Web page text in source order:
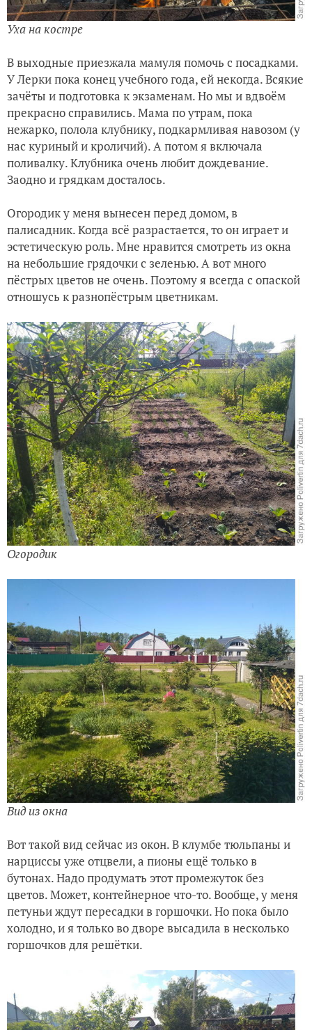
Уха на костре
В выходные приезжала мамуля помочь с посадками.
У Лерки пока конец учебного года, ей некогда. Всякие
зачёты и подготовка к экзаменам. Но мы и вдвоём
прекрасно справились. Мама по утрам, пока
нежарко, полола клубнику, подкармливая навозом (у
нас куриный и кроличий). А потом я включала
поливалку. Клубника очень любит дождевание.
Заодно и грядкам досталось.
Огородик у меня вынесен перед домом, в
палисадник. Когда всё разрастается, то он играет и
эстетическую роль. Мне нравится смотреть из окна
на небольшие грядочки с зеленью. А вот много
пёстрых цветов не очень. Поэтому я всегда с опаской
отношусь к разнопёстрым цветникам.
Огородик
Вид из окна
Вот такой вид сейчас из окон. В клумбе тюльпаны и
нарциссы уже отцвели, а пионы ещё только в
бутонах. Надо продумать этот промежуток без
цветов. Может, контейнерное что-то. Вообще, у меня
петуньи ждут пересадки в горшочки. Но пока было
холодно, и я только во дворе высадила в несколько
горшочков для решётки.